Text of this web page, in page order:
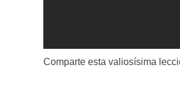
Comparte esta valiosísima